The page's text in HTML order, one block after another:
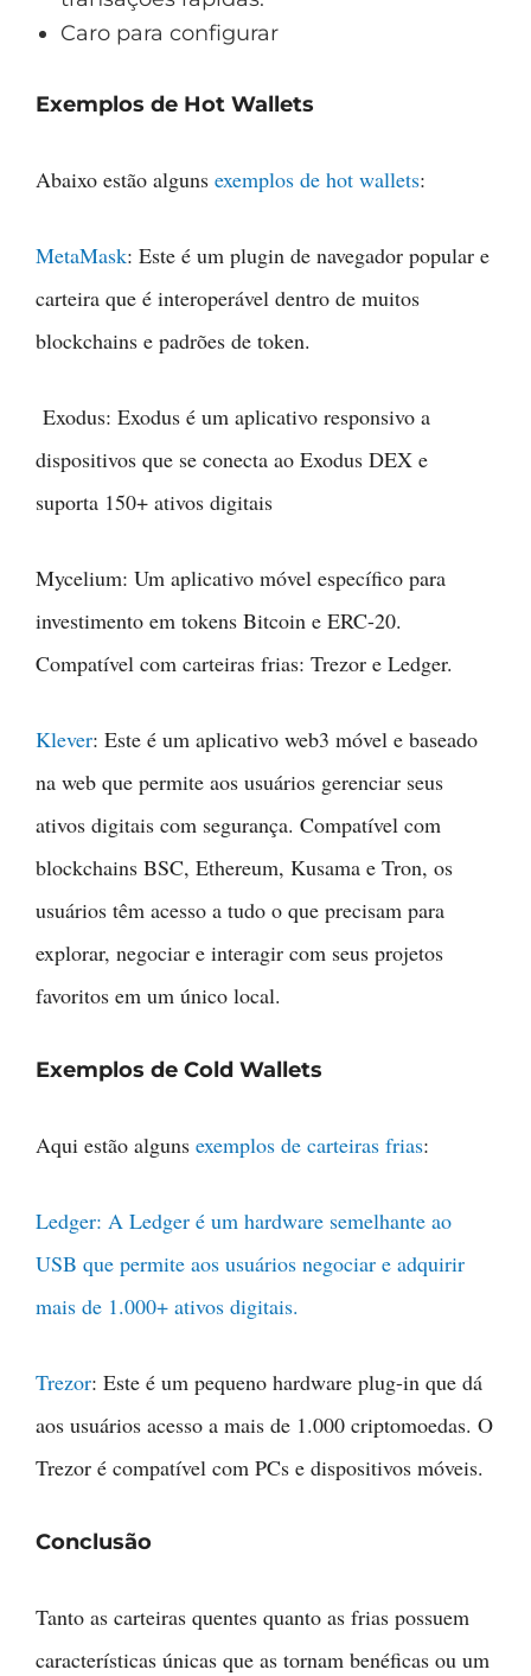
Caro para configurar
Exemplos de Hot Wallets
Abaixo estão alguns exemplos de hot wallets:
MetaMask: Este é um plugin de navegador popular e
carteira que é interoperável dentro de muitos
blockchains e padrões de token.
Exodus: Exodus é um aplicativo responsivo a
dispositivos que se conecta ao Exodus DEX e
suporta 150+ ativos digitais
Mycelium: Um aplicativo móvel específico para
investimento em tokens Bitcoin e ERC-20.
Compatível com carteiras frias: Trezor e Ledger.
Klever: Este é um aplicativo web3 móvel e baseado
na web que permite aos usuários gerenciar seus
ativos digitais com segurança. Compatível com
blockchains BSC, Ethereum, Kusama e Tron, os
usuários têm acesso a tudo o que precisam para
explorar, negociar e interagir com seus projetos
favoritos em um único local.
Exemplos de Cold Wallets
Aqui estão alguns exemplos de carteiras frias:
Ledger: A Ledger é um hardware semelhante ao
USB que permite aos usuários negociar e adquirir
mais de 1.000+ ativos digitais.
Trezor: Este é um pequeno hardware plug-in que dá
aos usuários acesso a mais de 1.000 criptomoedas. O
Trezor é compatível com PCs e dispositivos móveis.
Conclusão
Tanto as carteiras quentes quanto as frias possuem
características únicas que as tornam benéficas ou um